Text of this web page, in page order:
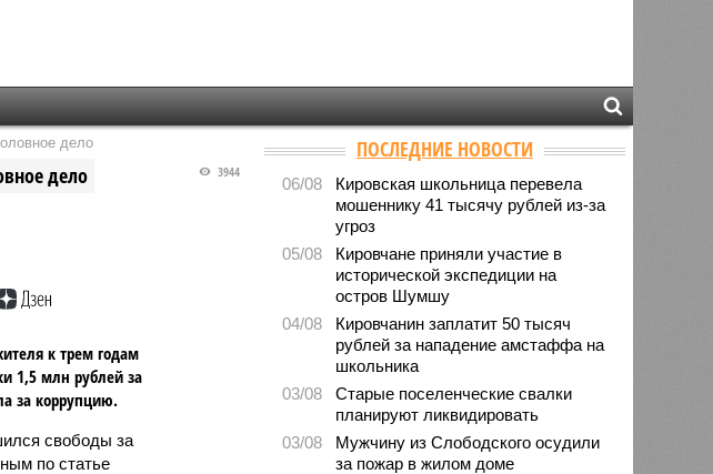
дело
дело 3944
к трем годам
1,5 млн рублей за
за коррупцию.
свободы за
по статье
ПОСЛЕДНИЕ НОВОСТИ
06/08
Кировская школьница перевела
мошеннику 41 тысячу рублей из-за
угроз
05/08
Кировчане приняли участие в
исторической экспедиции на
остров Шумшу
04/08
Кировчанин заплатит 50 тысяч
рублей за нападение амстаффа на
школьника
03/08
Старые поселенческие свалки
планируют ликвидировать
03/08
Мужчину из Слободского осудили
за пожар в жилом доме